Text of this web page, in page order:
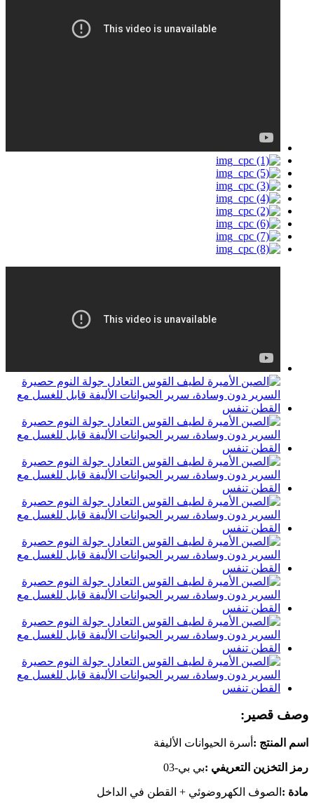
وصف قصير:
اسم المنتج : أسرة الحيوانات الأليفة
رمز التخزين التعريفي :بي بي-03
مادة : الصوف الكهروضوئي + القطن في الداخل